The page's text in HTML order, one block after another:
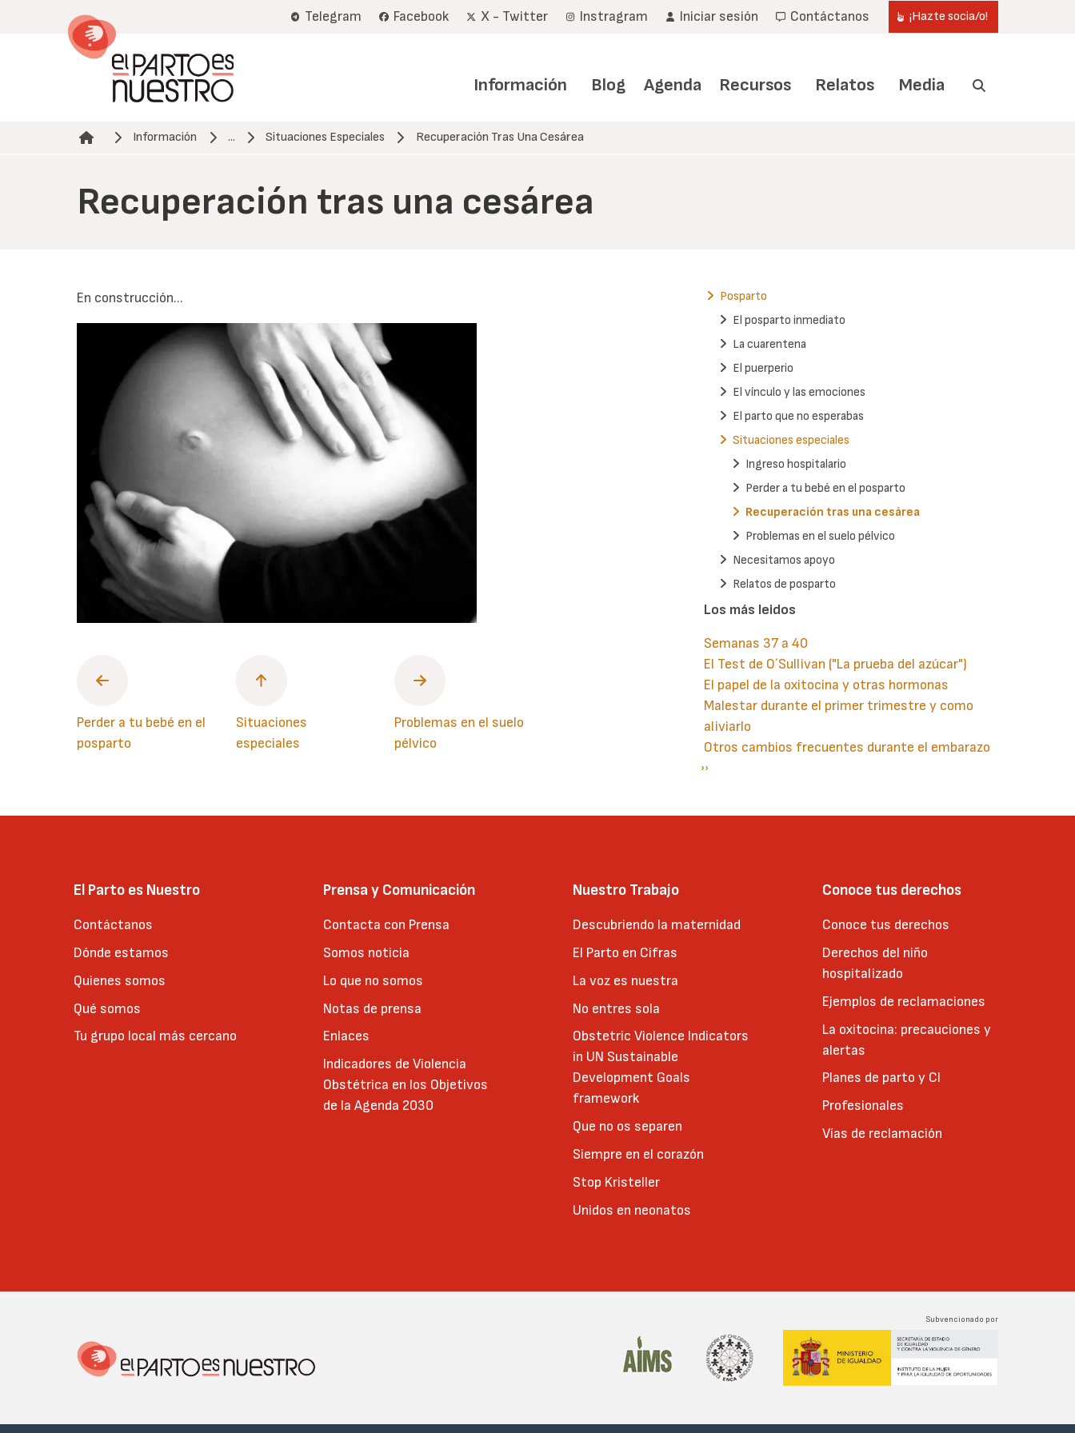
Telegram Facebook X - Twitter Instragram Iniciar sesión Contáctanos ¡Hazte socia/o!
Información Blog Agenda Recursos Relatos Media
Ruta de navegación
Información ... Situaciones Especiales Recuperación Tras Una Cesárea
Recuperación tras una cesárea
En construcción...
Perder a tu bebé en el
posparto
Situaciones
especiales
Problemas en el suelo
pélvico
Posparto
El posparto inmediato
La cuarentena
El puerperio
El vínculo y las emociones
El parto que no esperabas
Situaciones especiales
Ingreso hospitalario
Perder a tu bebé en el posparto
Recuperación tras una cesárea
Problemas en el suelo pélvico
Necesitamos apoyo
Relatos de posparto
Los más leidos
Semanas 37 a 40
El Test de O´Sullivan ("La prueba del azúcar")
El papel de la oxitocina y otras hormonas
Malestar durante el primer trimestre y como
aliviarlo
Otros cambios frecuentes durante el embarazo
Paginación
Siguiente
››
El Parto es Nuestro
Contáctanos
Dónde estamos
Quienes somos
Qué somos
Tu grupo local más cercano
Prensa y Comunicación
Contacta con Prensa
Somos noticia
Lo que no somos
Notas de prensa
Enlaces
Indicadores de Violencia
Obstétrica en los Objetivos
de la Agenda 2030
Nuestro Trabajo
Descubriendo la maternidad
El Parto en Cifras
La voz es nuestra
No entres sola
Obstetric Violence Indicators
in UN Sustainable
Development Goals
framework
Que no os separen
Siempre en el corazón
Stop Kristeller
Unidos en neonatos
Conoce tus derechos
Conoce tus derechos
Derechos del niño
hospitalizado
Ejemplos de reclamaciones
La oxitocina: precauciones y
alertas
Planes de parto y CI
Profesionales
Vías de reclamación
Subvencionado por